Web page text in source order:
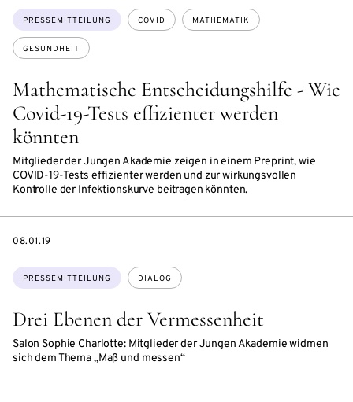
Mathematische Entscheidungshilfe - Wie
Covid-19-Tests effizienter werden
könnten
Mitglieder der Jungen Akademie zeigen in einem Preprint, wie
COVID-19-Tests effizienter werden und zur wirkungsvollen
Kontrolle der Infektionskurve beitragen könnten.
Themen:
PRESSEMITTEILUNG COVID MATHEMATIK
GESUNDHEIT
Drei Ebenen der Vermessenheit
Salon Sophie Charlotte: Mitglieder der Jungen Akademie widmen
sich dem Thema „Maß und messen“
Themen:
PRESSEMITTEILUNG DIALOG
DATE
08.01.19